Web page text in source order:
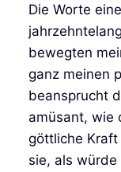
Die Worte
bewegten
ganz meinen
beansprucht
amüsant, wie
göttliche
sie, als